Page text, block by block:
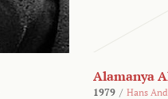
Alamanya
1979 / Hans